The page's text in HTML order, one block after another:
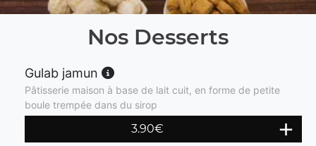
Nos Desserts
Gulab jamun
Pâtisserie maison à base de lait cuit, en forme de petite
boule trempée dans du sirop
3.90€